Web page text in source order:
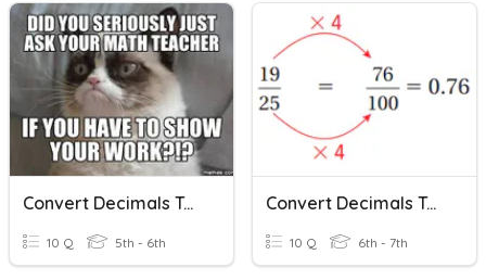
Convert Decimals To Fractions
10 Q 5th - 6th
Convert Decimals To Fractions
10 Q 6th - 7th